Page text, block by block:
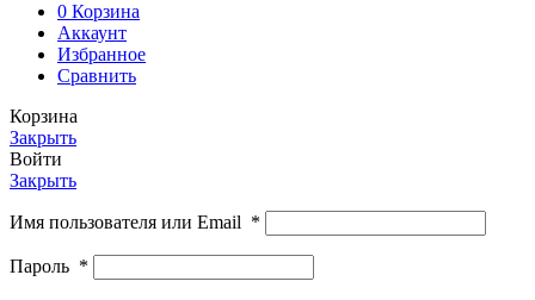
0 Корзина
Аккаунт
Избранное
Сравнить
Корзина
Закрыть
Войти
Закрыть
Имя пользователя или Email *
Пароль *